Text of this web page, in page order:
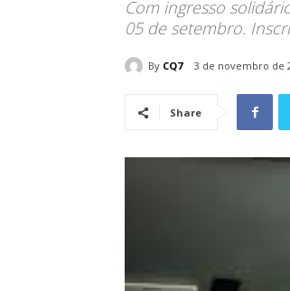
Com ingresso
05 de setembro.
By CQ7 3 de novembro de
Share